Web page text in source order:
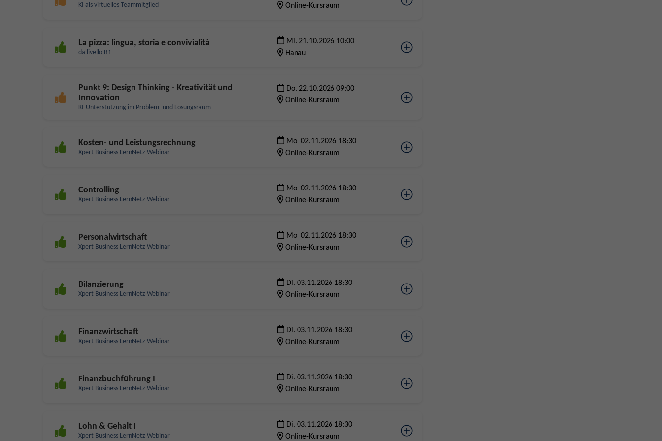
KI als virtuelles Teammitglied
Online-Kursraum
La pizza: lingua, storia e convivialità
da livello B1
Mi. 21.10.2026 10:00
Hanau
Punkt 9: Design Thinking - Kreativität und
Innovation
KI-Unterstützung im Problem- und Lösungsraum
Do. 22.10.2026 09:00
Online-Kursraum
Kosten- und Leistungsrechnung
Xpert Business LernNetz Webinar
Mo. 02.11.2026 18:30
Online-Kursraum
Controlling
Xpert Business LernNetz Webinar
Mo. 02.11.2026 18:30
Online-Kursraum
Personalwirtschaft
Xpert Business LernNetz Webinar
Mo. 02.11.2026 18:30
Online-Kursraum
Bilanzierung
Xpert Business LernNetz Webinar
Di. 03.11.2026 18:30
Online-Kursraum
Finanzwirtschaft
Xpert Business LernNetz Webinar
Di. 03.11.2026 18:30
Online-Kursraum
Finanzbuchführung I
Xpert Business LernNetz Webinar
Di. 03.11.2026 18:30
Online-Kursraum
Lohn & Gehalt I
Xpert Business LernNetz Webinar
Di. 03.11.2026 18:30
Online-Kursraum